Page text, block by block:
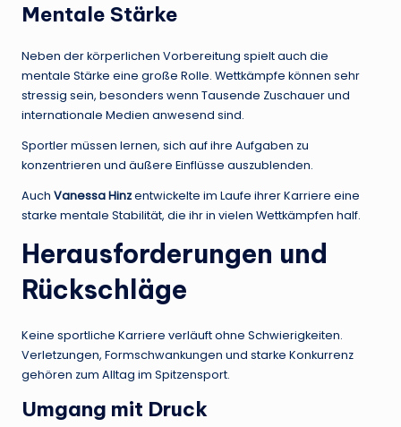
Mentale Stärke
Neben der körperlichen Vorbereitung spielt auch die
mentale Stärke eine große Rolle. Wettkämpfe können sehr
stressig sein, besonders wenn Tausende Zuschauer und
internationale Medien anwesend sind.
Sportler müssen lernen, sich auf ihre Aufgaben zu
konzentrieren und äußere Einflüsse auszublenden.
Auch Vanessa Hinzentwickelte im Laufe ihrer Karriere eine
starke mentale Stabilität, die ihr in vielen Wettkämpfen half.
Herausforderungen und
Rückschläge
Keine sportliche Karriere verläuft ohne Schwierigkeiten.
Verletzungen, Formschwankungen und starke Konkurrenz
gehören zum Alltag im Spitzensport.
Umgang mit Druck